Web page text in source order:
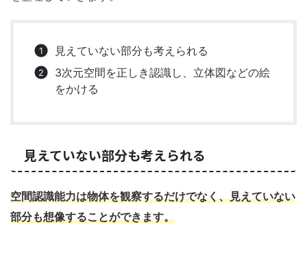
見えていない部分も考えられる
3次元空間を正しき認識し、立体図などの絵
をかける
見えていない部分も考えられる
空間認識能力は物体を観察するだけでなく、見えていない
部分も想像することができます。